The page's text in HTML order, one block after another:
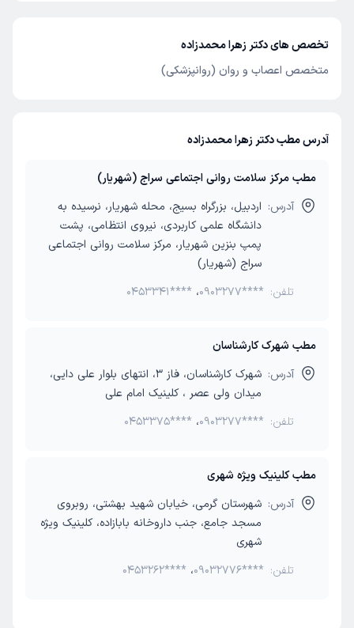
تخصص های دکتر زهرا محمدزاده
متخصص اعصاب و روان (روانپزشکی)
آدرس مطب دکتر زهرا محمدزاده
مطب مرکز سلامت روانی اجتماعی سراج (شهریار)
آدرس: اردبیل، بزرگراه بسیج، محله شهریار، نرسیده به
دانشگاه علمی کاربردی، نیروی انتظامی، پشت
پمپ بنزین شهریار، مرکز سلامت روانی اجتماعی
سراج (شهریار)
تلفن:
0453341**** ،0903277****
مطب شهرک کارشناسان
آدرس:
شهرک کارشناسان، فاز 3، انتهای بلوار علی دایی،
میدان ولی عصر ، کلینیک امام علی
تلفن:
0453375**** ،0903277****
مطب کلینیک ویژه شهری
آدرس: شهرستان گرمی، خیابان شهید بهشتی، روبروی
مسجد جامع، جنب داروخانه بابازاده، کلینیک ویژه
شهری
تلفن:
0453262**** ،09032776****